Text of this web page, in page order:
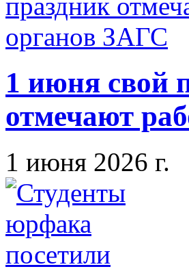
1 июня свой
отмечают
1 июня 2026 г.